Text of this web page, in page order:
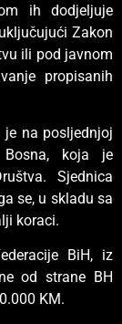
ih dodjeljuje
Zakon
ili pod javnom
propisanih
je na posljednjoj
koja je
Sjednica
se, u skladu sa
koraci.
BiH, iz
od strane BH
KM.